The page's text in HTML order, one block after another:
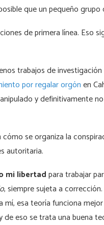
que un pequeño
de primera línea. Eso
trabajos de
por regalar orgónen
y definitivamente
se organiza la
autoritaria.
mi libertadpara trabajar
, siempre sujeta a
esa teoría funciona
eso se trata una buena